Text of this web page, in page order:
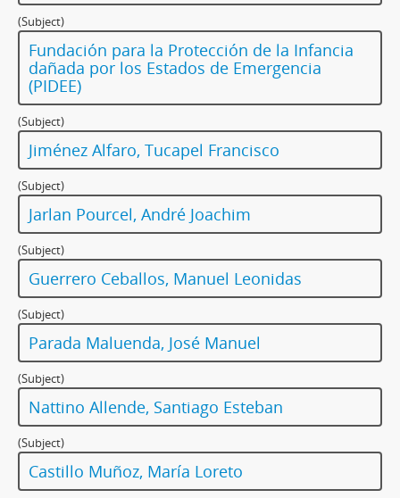
(Subject)
Fundación para la Protección de la Infancia
dañada por los Estados de Emergencia
(PIDEE)
(Subject)
Jiménez Alfaro, Tucapel Francisco
(Subject)
Jarlan Pourcel, André Joachim
(Subject)
Guerrero Ceballos, Manuel Leonidas
(Subject)
Parada Maluenda, José Manuel
(Subject)
Nattino Allende, Santiago Esteban
(Subject)
Castillo Muñoz, María Loreto